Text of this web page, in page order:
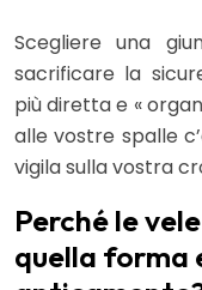
Scegliere una
sacrificare la
più diretta e «
alle vostre spalle
vigila sulla vostra
Perché le
quella forma